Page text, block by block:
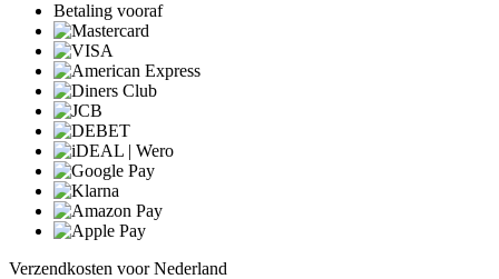
Betaling vooraf
Verzendkosten voor Nederland